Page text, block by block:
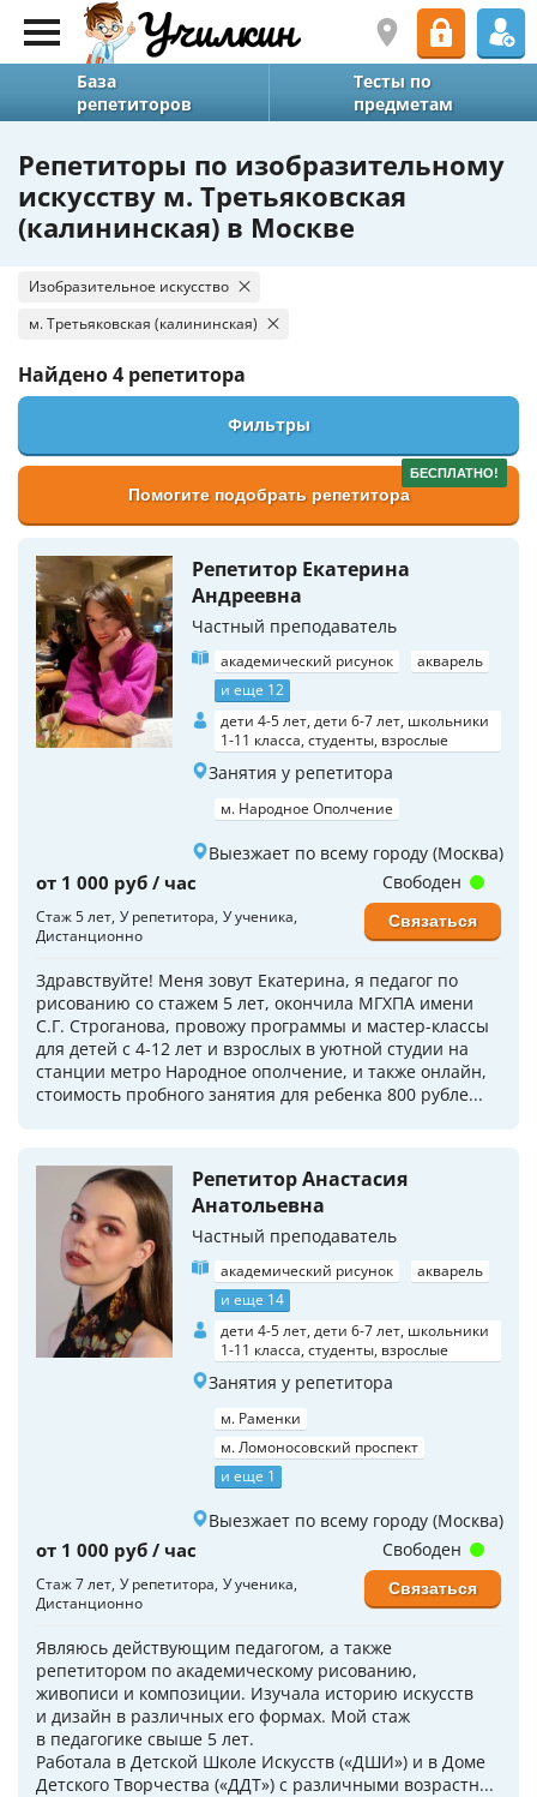
База
репетиторов
Тесты по
предметам
Репетиторы по изобразительному
искусству м. Третьяковская
(калининская) в Москве
Изобразительное искусство
м. Третьяковская (калининская)
Найдено4 репетитора
Фильтры
БЕСПЛАТНО!
Помогите подобрать репетитора
Репетитор Екатерина
Андреевна
Частный преподаватель
академический рисунок
акварель
и еще 12
дети 4-5 лет, дети 6-7 лет, школьники
1-11 класса, студенты, взрослые
Занятия у репетитора
м. Народное Ополчение
Выезжает по всему городу (Москва)
от 1 000 руб / час
Стаж 5 лет У репетитора У ученика
Дистанционно
Здравствуйте! Меня зовут Екатерина, я педагог по
рисованию со стажем 5 лет, окончила МГХПА имени
C.Г. Строганова, провожу программы и мастер-классы
для детей с 4-12 лет и взрослых в уютной студии на
станции метро Народное ополчение, и также онлайн,
стоимость пробного занятия для ребенка 800 рубле...
Свободен
Связаться
Репетитор Анастасия
Анатольевна
Частный преподаватель
академический рисунок
акварель
и еще 14
дети 4-5 лет, дети 6-7 лет, школьники
1-11 класса, студенты, взрослые
Занятия у репетитора
м. Раменки
м. Ломоносовский проспект
и еще 1
Выезжает по всему городу (Москва)
от 1 000 руб / час
Стаж 7 лет У репетитора У ученика
Дистанционно
Являюсь действующим педагогом, а также
репетитором по академическому рисованию,
живописи и композиции. Изучала историю искусств
и дизайн в различных его формах. Мой стаж
в педагогике свыше 5 лет.
Работала в Детской Школе Искусств («ДШИ») и в Доме
Детского Творчества («ДДТ») с различными возрастн...
Свободен
Связаться